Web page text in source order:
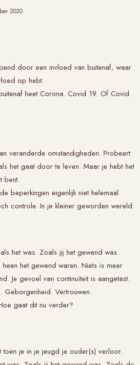
2020
door een invloed van buitenaf, waar
op hebt.
heet Corona. Covid 19. Of Covid
veranderde omstandigheden. Probeert
het gaat door te leven. Maar je hebt het
bent.
beperkingen eigenlijk niet helemaal
controle. In je kleiner geworden wereld.
het was. Zoals jij het gewend was.
het gewend waren. Niets is meer
Je gevoel van continuïteit is aangetast.
Geborgenheid. Vertrouwen.
gaat dit nu verder?
toen je in je jeugd je ouder(s) verloor.